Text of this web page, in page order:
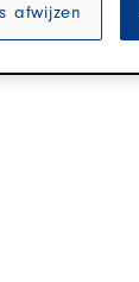
afwijzen